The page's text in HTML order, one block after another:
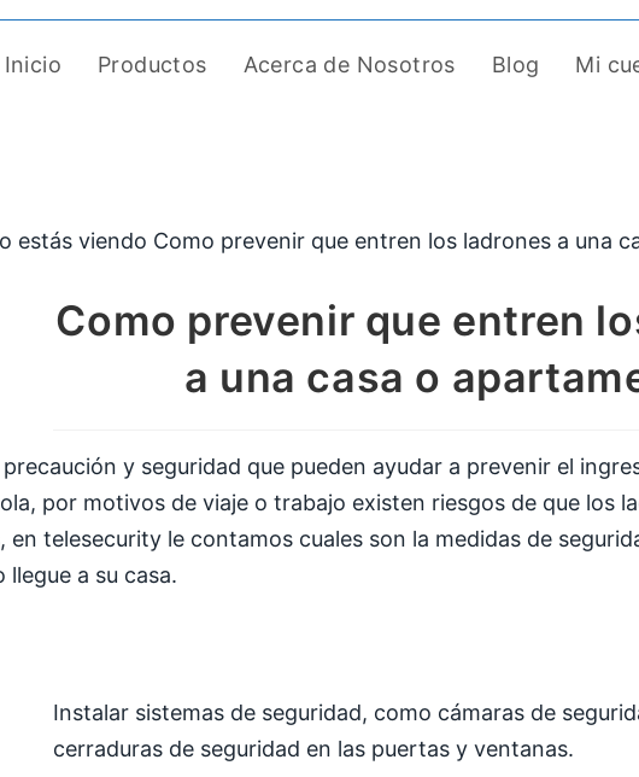
Inicio Productos Acerca de Nosotros Blog Mi
Como prevenir que entren
a una casa o
y seguridad que pueden ayudar a prevenir el
por motivos de viaje o trabajo existen riesgos de que los
telesecurity le contamos cuales son la medidas de
a su casa.
Instalar sistemas de seguridad, como cámaras de
cerraduras de seguridad en las puertas y ventanas.